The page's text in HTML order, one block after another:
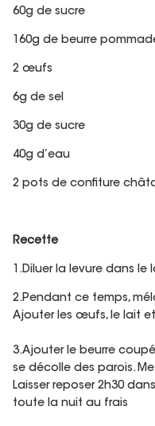
60g de sucre
160g de beurre
2 œufs
6g de sel
30g de sucre
40g d’eau
2 pots de confiture
Recette
1.Diluer la levure dans le
2.Pendant ce temps,
Ajouter les œufs, le lait
3.Ajouter le beurre
se décolle des parois.
Laisser reposer 2h30
toute la nuit au frais